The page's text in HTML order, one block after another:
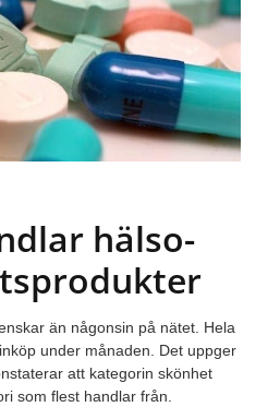
hälso-
än någonsin på nätet. Hela
under månaden. Det uppger
att kategorin skönhet
som flest handlar från.